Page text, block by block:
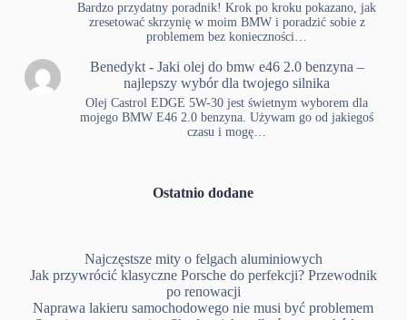
Bardzo przydatny poradnik! Krok po kroku pokazano, jak
zresetować skrzynię w moim BMW i poradzić sobie z
problemem bez konieczności…
Benedykt- Jaki olej do bmw e46 2.0 benzyna –
najlepszy wybór dla twojego silnika
Olej Castrol EDGE 5W-30 jest świetnym wyborem dla
mojego BMW E46 2.0 benzyna. Używam go od jakiegoś
czasu i mogę…
Ostatnio dodane
Najczęstsze mity o felgach aluminiowych
Jak przywrócić klasyczne Porsche do perfekcji? Przewodnik
po renowacji
Naprawa lakieru samochodowego nie musi być problemem